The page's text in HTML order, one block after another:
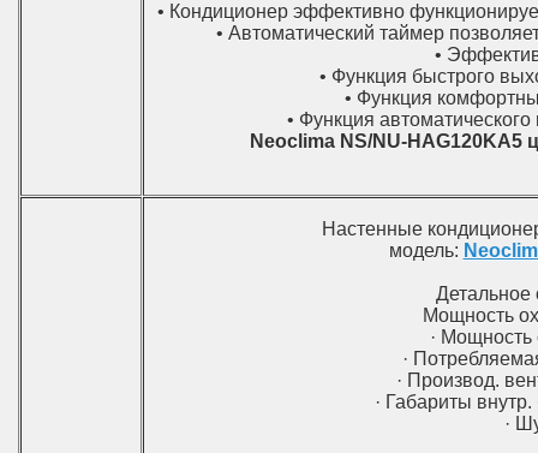
• Кондиционер эффективно
• Автоматический таймер
•
• Функция быстрого
• Функция
• Функция
Neoclima NS/NU-HAG120KA5
Настенные
модель:
Детальное
Мощность
· Мощность
·
· Производ.
· Габариты
·